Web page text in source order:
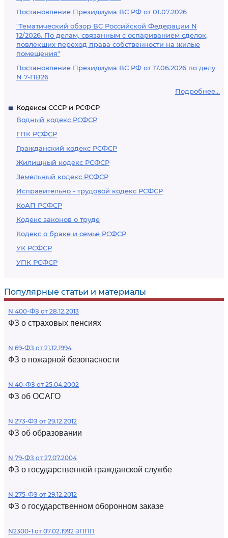
Постановление Президиума ВС РФ от 01.07.2026
"Тематический обзор ВС Российской Федерации N
12/2026. По делам, связанным с оспариванием сделок,
повлекших переход права собственности на жилые
помещения"
Постановление Президиума ВС РФ от 17.06.2026 по делу
N 7-ПВ26
Подробнее...
Кодексы СССР и РСФСР
Водный кодекс РСФСР
ГПК РСФСР
Гражданский кодекс РСФСР
Жилищный кодекс РСФСР
Земельный кодекс РСФСР
Исправительно - трудовой кодекс РСФСР
КоАП РСФСР
Кодекс законов о труде
Кодекс о браке и семье РСФСР
УК РСФСР
УПК РСФСР
Популярные статьи и материалы
N 400-ФЗ от 28.12.2013
ФЗ о страховых пенсиях
N 69-ФЗ от 21.12.1994
ФЗ о пожарной безопасности
N 40-ФЗ от 25.04.2002
ФЗ об ОСАГО
N 273-ФЗ от 29.12.2012
ФЗ об образовании
N 79-ФЗ от 27.07.2004
ФЗ о государственной гражданской службе
N 275-ФЗ от 29.12.2012
ФЗ о государственном оборонном заказе
N2300-1 от 07.02.1992 ЗППП